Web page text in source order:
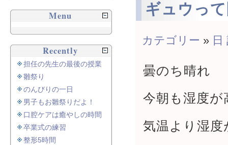
ギュウっ
カテゴリー » 日
曇のち晴れ
今朝も湿度が
気温より湿
Menu
Recently
担任の先生の最後の授業
雛祭り
のんびりの一日
男子もお雛祭りだよ！
口腔ケアは癒やしの時間
卒業式の練習
整形5時間